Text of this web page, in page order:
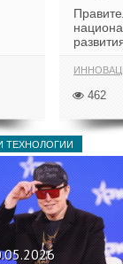
462
ТЕХНОЛОГИИ